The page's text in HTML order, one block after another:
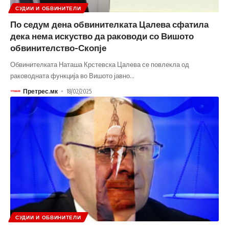
СУДИИ И ОБВИНИТЕЛИ
По седум дена обвинителката Цалева сфатила
дека нема искуство да раководи со Вишото
обвинителство-Скопје
Обвинителката Наташа Крстевска Цалева се повлекла од
раководната функција во Вишото јавно…
Претрес.мк 18/02/2025
СУДИИ И ОБВИНИТЕЛИ